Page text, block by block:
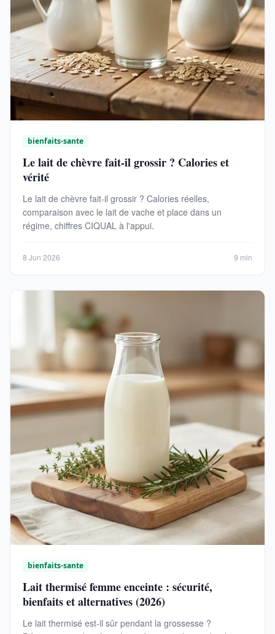
bienfaits-sante
Le lait de chèvre fait-il grossir ? Calories et
vérité
Le lait de chèvre fait-il grossir ? Calories réelles,
comparaison avec le lait de vache et place dans un
régime, chiffres CIQUAL à l'appui.
8 Jun 2026 9 min
bienfaits-sante
Lait thermisé femme enceinte : sécurité,
bienfaits et alternatives (2026)
Le lait thermisé est-il sûr pendant la grossesse ?